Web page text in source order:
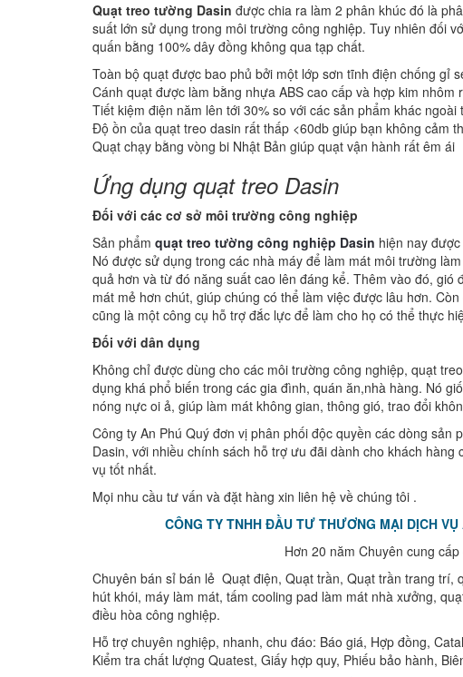
Quạt treo tường Dasin được chia ra làm 2 phân khúc đó là
suất lớn sử dụng trong môi trường công nghiệp. Tuy nhiên đối
quấn bằng 100% dây đồng không qua tạp chất.
Toàn bộ quạt được bao phủ bởi một lớp sơn tĩnh điện chống gỉ
Cánh quạt được làm bằng nhựa ABS cao cấp và hợp kim nhôm
Tiết kiệm điện năm lên tới 30% so với các sản phẩm khác ngoài
Độ ồn của quạt treo dasin rất thấp <60db giúp bạn không cảm
Quạt chạy bằng vòng bi Nhật Bản giúp quạt vận hành rất êm ái
Ứng dụng quạt treo Dasin
Đối với các cơ sở môi trường công nghiệp
Sản phẩm quạt treo tường công nghiệp Dasin hiện nay
Nó được sử dụng trong các nhà máy để làm mát môi trường
quả hơn và từ đó năng suất cao lên đáng kể. Thêm vào đó,
mát mẻ hơn chút, giúp chúng có thể làm việc được lâu hơn.
cũng là một công cụ hỗ trợ đắc lực để làm cho họ có thể thực
Đối với dân dụng
Không chỉ được dùng cho các môi trường công nghiệp, quạt
dụng khá phổ biến trong các gia đình, quán ăn,nhà hàng. Nó
nóng nực oi ả, giúp làm mát không gian, thông gió, trao đổi
Công ty An Phú Quý đơn vị phân phối độc quyền các dòng
Dasin, với nhiều chính sách hỗ trợ ưu đãi dành cho khách
vụ tốt nhất.
Mọi nhu cầu tư vấn và đặt hàng xin liên hệ về chúng tôi .
CÔNG TY TNHH ĐẦU TƯ THƯƠNG MẠI DỊCH
Hơn 20 năm Chuyên cung
Chuyên bán sỉ bán lẻ Quạt điện, Quạt trần, Quạt trần trang trí,
hút khói, máy làm mát, tấm cooling pad làm mát nhà xưởng,
điều hòa công nghiệp.
Hỗ trợ chuyên nghiệp, nhanh, chu đáo: Báo giá, Hợp đồng,
Kiểm tra chất lượng Quatest, Giấy hợp quy, Phiếu bảo hành,